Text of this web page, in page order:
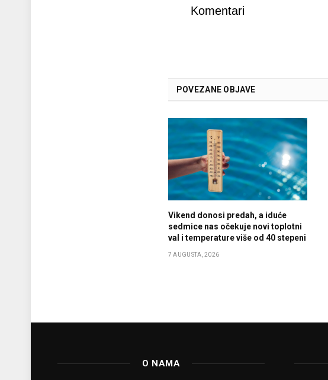
Komentari
POVEZANE OBJAVE
Vikend donosi predah, a iduće
sedmice nas očekuje novi toplotni
val i temperature više od 40 stepeni
7 AUGUSTA, 2026
O NAMA